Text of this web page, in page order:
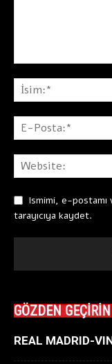
Ismimi, e-
tarayıcıya kaydet.
GÖZDEN GEÇİRİN
REAL MADRID-